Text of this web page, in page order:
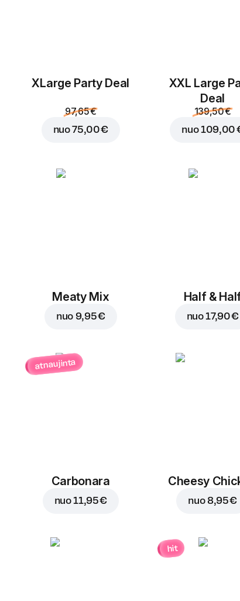
ХLarge Party Deal
97,65 €
nuo75,00 €
XXL Large
Deal
139,50 €
nuo 109,00
Meaty Mix
nuo 9,95 €
Half &
nuo17,90 €
atnaujinta
Carbonara
nuo11,95 €
Cheesy
nuo 8,95 €
hit